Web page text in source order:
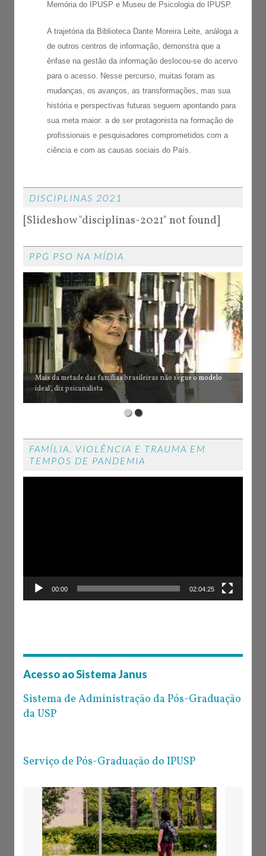
Memória do IPUSP e Museu de Psicologia do IPUSP.
A trajetória da Biblioteca Dante Moreira Leite, análoga a
de outros centros de informação, demonstra que a
ênfase na gestão da informação deslocou-se do acervo
para o acesso. Nesse percurso, muitas foram as
mudanças, os avanços, as transformações, mas sua
história e perspectivas futuras seguem apontando para
sua meta maior: a de ser protagonista na formação de
profissionais e pesquisadores comprometidos com a
ciência e com as causas sociais do País.
DISCIPLINAS 2021
[Slideshow "disciplinas-2021" not found]
PPG PSO NA MÍDIA
Mais da metade das famílias brasileiras não segue o modelo
ideal', diz psicanalista
FAMÍLIA, VIOLÊNCIA E TRAUMA EM
TEMPOS DE PANDEMIA
00:00 02:04:25
Acesso ao Sistema Janus
Sistema de Administração da Pós-Graduação
da USP
Serviço de Pós-Graduação do IPUSP